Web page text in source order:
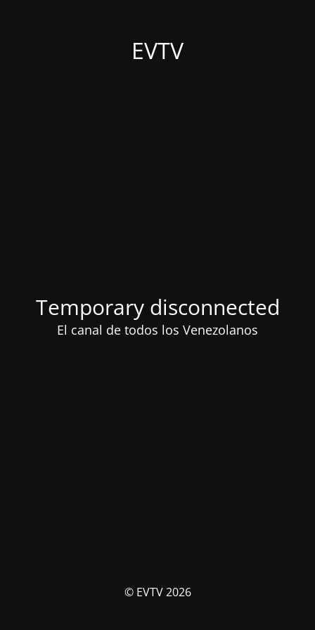
EVTV
Temporary disconnected
El canal de todos los Venezolanos
© EVTV 2026